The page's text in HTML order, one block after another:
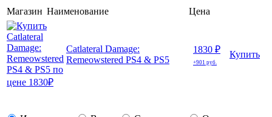
Магазин Наименование Цена
Catlateral Damage:
Remeowstered PS4 & PS5
1830 ₽
+901 руб.
Купить